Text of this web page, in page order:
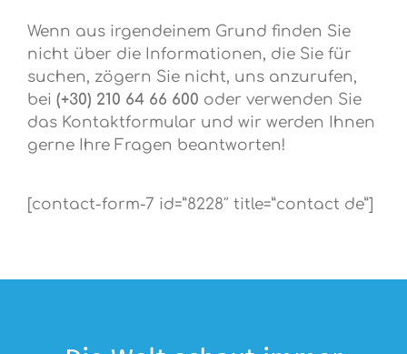
Wenn aus irgendeinem Grund finden Sie
nicht über die Informationen, die Sie für
suchen, zögern Sie nicht, uns anzurufen,
bei (+30) 210 64 66 600 oder verwenden Sie
das Kontaktformular und wir werden Ihnen
gerne Ihre Fragen beantworten!
[contact-form-7 id=”8228″ title=”contact de”]